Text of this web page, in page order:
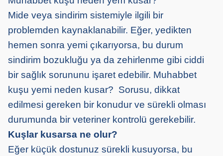
Mide veya sindirim sistemiyle ilgili bir
problemden kaynaklanabilir. Eğer, yedikten
hemen sonra yemi çıkarıyorsa, bu durum
sindirim bozukluğu ya da zehirlenme gibi ciddi
bir sağlık sorununu işaret edebilir. Muhabbet
kuşu yemi neden kusar? Sorusu, dikkat
edilmesi gereken bir konudur ve sürekli olması
durumunda bir veteriner kontrolü gerekebilir.
Kuşlar kusarsa ne olur?
Eğer küçük dostunuz sürekli kusuyorsa, bu